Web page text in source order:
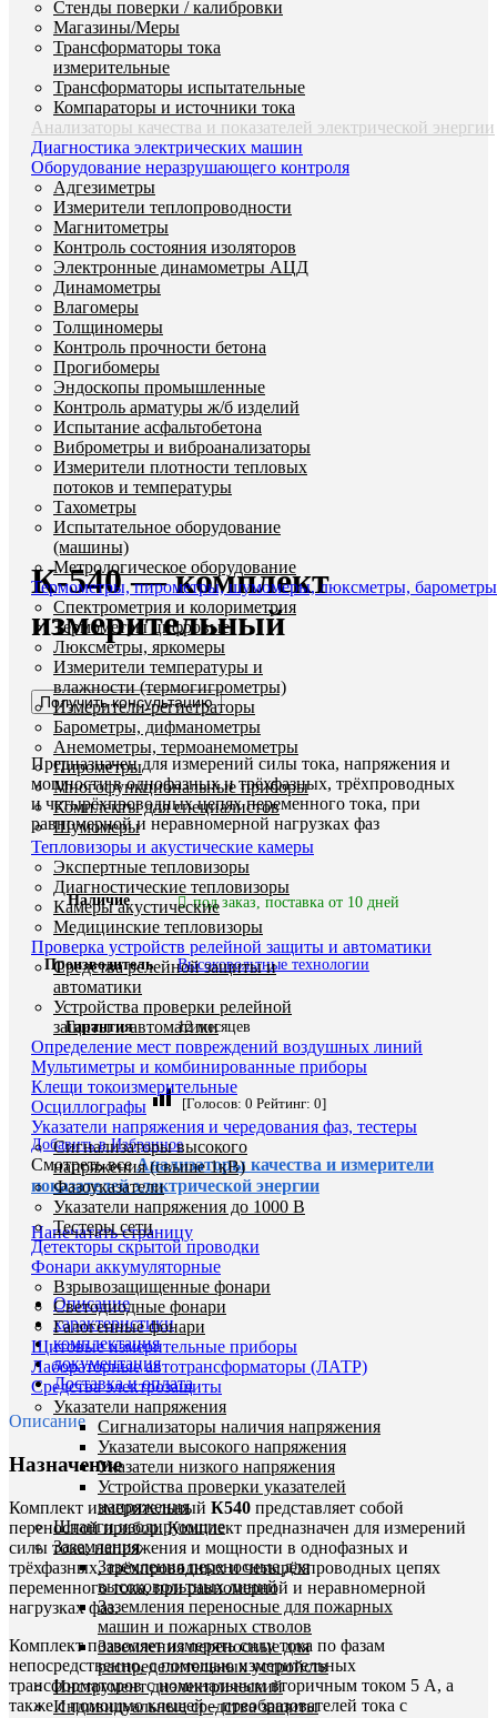
Стенды поверки / калибровки
Магазины/Меры
Трансформаторы тока
измерительные
Трансформаторы испытательные
Компараторы и источники тока
Анализаторы качества и показателей электрической энергии
Диагностика электрических машин
Оборудование неразрушающего контроля
Адгезиметры
Измерители теплопроводности
Магнитометры
Контроль состояния изоляторов
Электронные динамометры АЦД
Динамометры
Влагомеры
Толщиномеры
Контроль прочности бетона
Прогибомеры
Эндоскопы промышленные
Контроль арматуры ж/б изделий
Испытание асфальтобетона
Виброметры и виброанализаторы
Измерители плотности тепловых
потоков и температуры
Тахометры
Испытательное оборудование
(машины)
Метрологическое оборудование
Термометры, пирометры, шумомеры, люксметры, барометры
Спектрометрия и колориметрия
Термометры цифровые
Люксметры, яркомеры
Измерители температуры и
влажности (термогигрометры)
Измерители-регистраторы
Барометры, дифманометры
Анемометры, термоанемометры
Пирометры
Многофункциональные приборы
Комплекты для специалистов
Шумомеры
Тепловизоры и акустические камеры
Экспертные тепловизоры
Диагностические тепловизоры
Камеры акустические
Медицинские тепловизоры
Проверка устройств релейной защиты и автоматики
Средства релейной защиты и
автоматики
Устройства проверки релейной
защиты и автоматики
Определение мест повреждений воздушных линий
Мультиметры и комбинированные приборы
Клещи токоизмерительные
Осциллографы
Указатели напряжения и чередования фаз, тестеры
Сигнализаторы высокого
напряжения (свыше 1кВ)
Фазоуказатели
Указатели напряжения до 1000 В
Тестеры сети
Детекторы скрытой проводки
Фонари аккумуляторные
Взрывозащищенные фонари
Светодиодные фонари
Галогенные фонари
Щитовые измерительные приборы
Лабораторные автотрансформаторы (ЛАТР)
Средства электрозащиты
Указатели напряжения
Сигнализаторы наличия напряжения
Указатели высокого напряжения
Указатели низкого напряжения
Устройства проверки указателей
напряжения
Штанги изолирующие
Заземления
Заземления переносные для
высоковольтных линий
Заземления переносные для пожарных
машин и пожарных стволов
Заземления переносные для
распределительных устройств
Инструмент диэлектрический
Индивидуальные средства защиты
Увеличить
К-540 — комплект
измерительный
Получить консультацию
Предназначен для измерений силы тока, напряжения и
мощности в однофазных и трёхфазных, трёхпроводных
и четырёхпроводных цепях переменного тока, при
равномерной и неравномерной нагрузках фаз
Наличие под заказ, поставка от 10 дней
Производитель Высоковольтные технологии
Гарантия 12 месяцев
[Голосов: 0 Рейтинг: 0]
Добавить в Избранное
Смотреть всеАнализаторы качества и измерители
показателей электрической энергии
Напечатать страницу
Описание
характеристики
комплектация
документация
Доставка и оплата
Описание
Назначение
Комплект измерительный К540 представляет собой
переносной прибор. Комплект предназначен для измерений
силы тока, напряжения и мощности в однофазных и
трёхфазных, трёхпроводных и четырёхпроводных цепях
переменного тока, при равномерной и неравномерной
нагрузках фаз.
Комплект позволяет измерять силу тока по фазам
непосредственно, с помощью измерительных
трансформаторов с номинальным вторичным током 5 А, а
также с помощью клещей – преобразователей тока с